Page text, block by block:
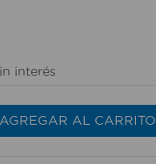
interés
AGREGAR AL CARRITO